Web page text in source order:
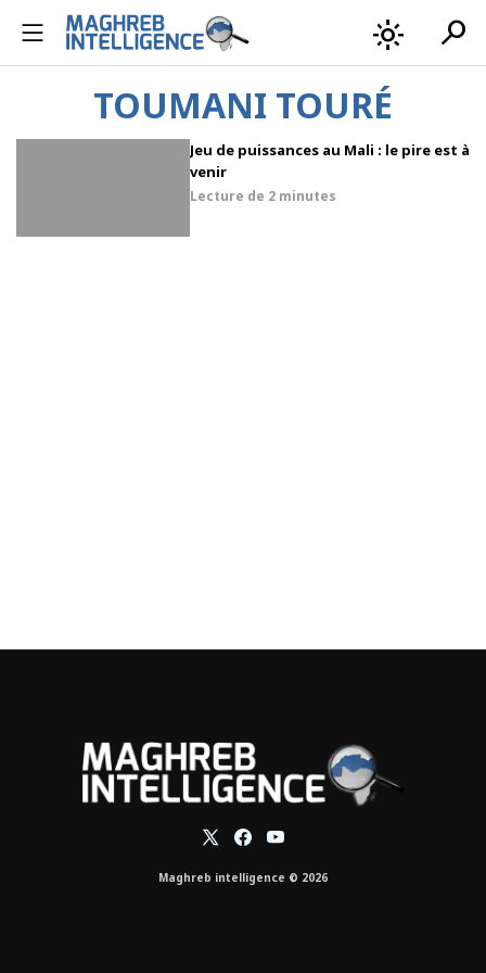
light_mode search
TOUMANI TOURÉ
Jeu de puissances au Mali : le pire est à
venir
Lecture de 2 minutes
Maghreb intelligence © 2026